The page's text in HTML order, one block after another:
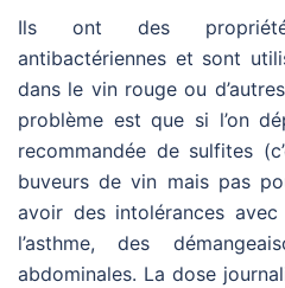
Ils ont des
antibactériennes et sont
dans le vin rouge ou
problème est que si l’on
recommandée de sulfites
buveurs de vin mais pas
avoir des intolérances
l’asthme, des
abdominales. La dose